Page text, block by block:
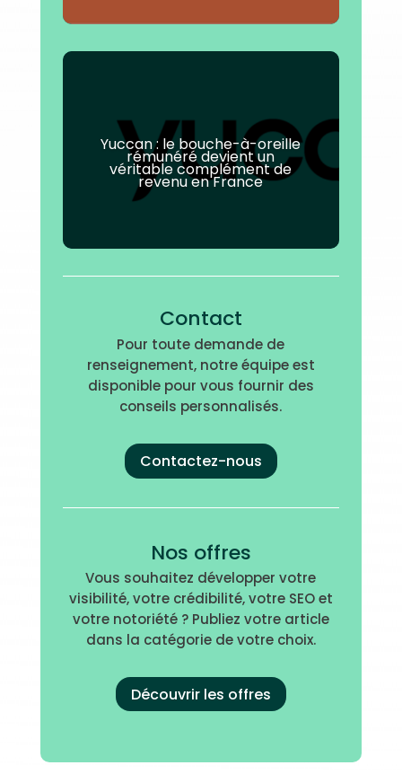
Yuccan : le bouche-à-oreille
rémunéré devient un
véritable complément de
revenu en France
Contact
Pour toute demande de
renseignement, notre équipe est
disponible pour vous fournir des
conseils personnalisés.
Contactez-nous
Nos offres
Vous souhaitez développer votre
visibilité, votre crédibilité, votre SEO et
votre notoriété ? Publiez votre article
dans la catégorie de votre choix.
Découvrir les offres